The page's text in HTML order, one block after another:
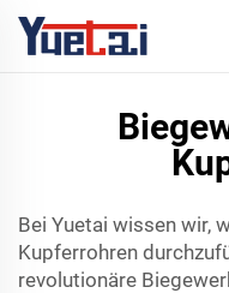
Bei Yuetai wissen wir,
Kupferrohren
revolutionäre